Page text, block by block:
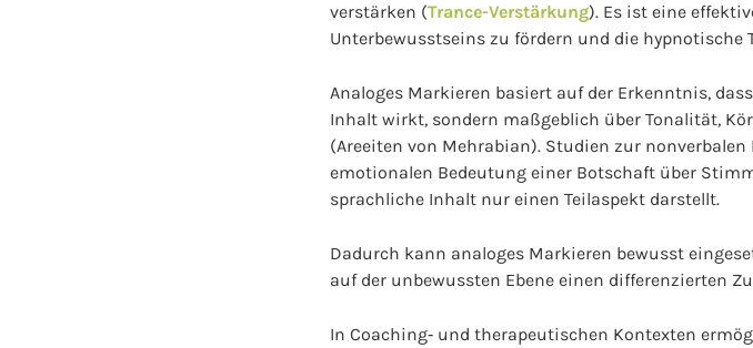
verstärken (Trance-Verstärkung). Es ist eine
Unterbewusstseins zu fördern und die hypnotische
Analoges Markieren basiert auf der Erkenntnis,
Inhalt wirkt, sondern maßgeblich über Tonalität,
(Areeiten von Mehrabian). Studien zur
emotionalen Bedeutung einer Botschaft über
sprachliche Inhalt nur einen Teilaspekt darstellt.
Dadurch kann analoges Markieren bewusst
auf der unbewussten Ebene einen differenzierten
In Coaching‑ und therapeutischen Kontexten